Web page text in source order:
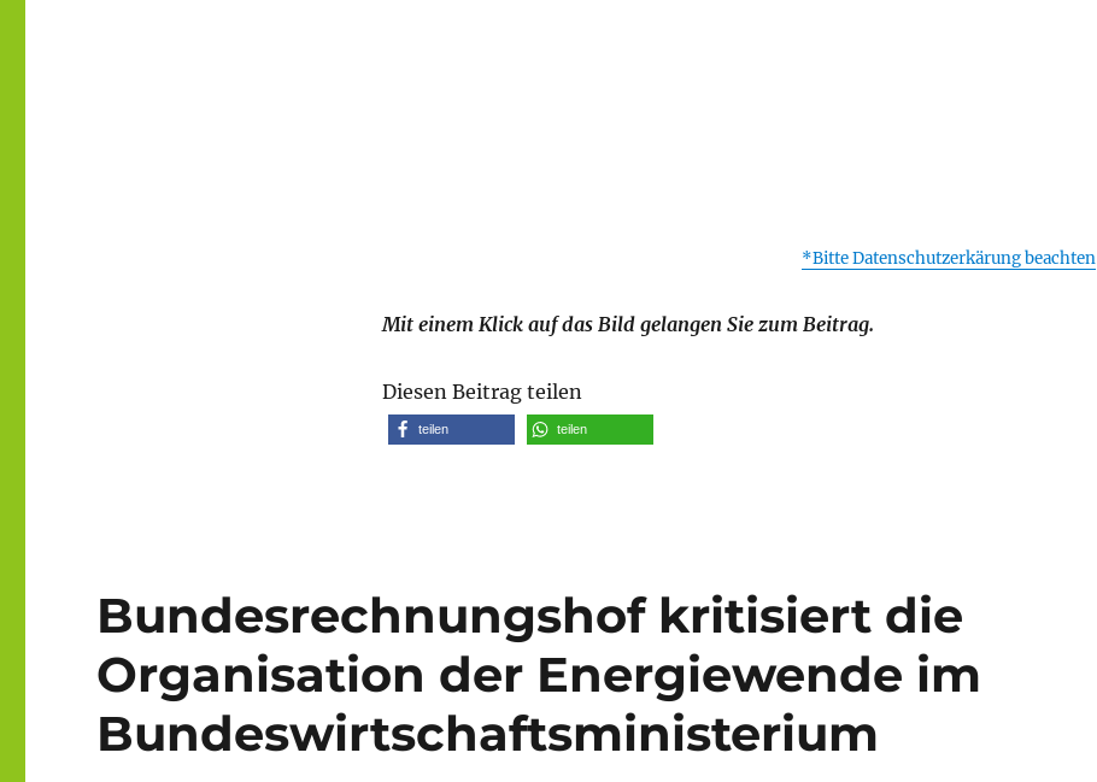
*Bitte Datenschutzerkärung beachten
Mit einem Klick auf das Bild gelangen Sie zum Beitrag.
Diesen Beitrag teilen
teilen teilen
Bundesrechnungshof kritisiert die
Organisation der Energiewende im
Bundeswirtschaftsministerium